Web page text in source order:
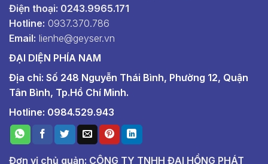
Điện thoại: 0243.9965.171
Hotline: 0937.370.786
Email: lienhe@geyser.vn
ĐẠI DIỆN PHÍA NAM
Địa chỉ: Số 248 Nguyễn Thái Bình, Phường 12, Quận
Tân Bình, Tp.Hồ Chí Minh.
Hotline: 0984.529.943
Đơn vị chủ quản: CÔNG TY TNHH ĐẠI HỒNG PHÁT